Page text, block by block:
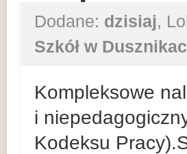
Dodane: dzisiaj,
Szkół w
Kompleksowe
i
Kodeksu